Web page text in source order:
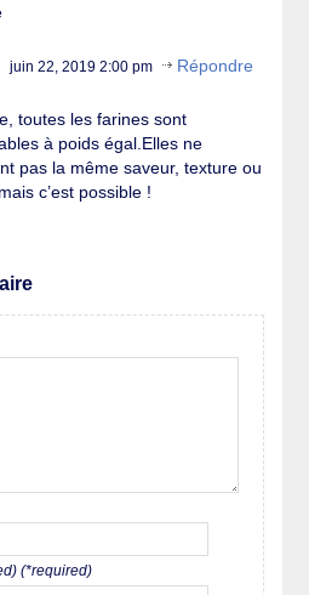
juin 22, 2019 2:00 pm Répondre
toutes les farines sont
à poids égal.Elles ne
pas la même saveur, texture ou
c’est possible !
(*required)